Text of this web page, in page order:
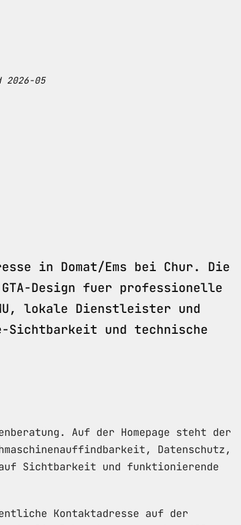
05
in Domat/Ems bei Chur. Die
Design fuer professionelle
lokale Dienstleister und
Sichtbarkeit und technische
Auf der Homepage steht der
Datenschutz,
Sichtbarkeit und funktionierende
Kontaktadresse auf der